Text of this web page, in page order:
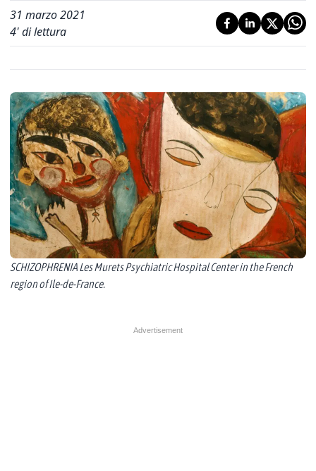
31 marzo 2021
4' di lettura
SCHIZOPHRENIA Les Murets Psychiatric Hospital Center in the French
region of Ile-de-France.